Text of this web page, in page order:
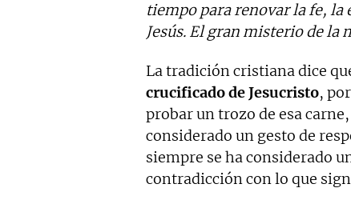
tiempo para renovar la fe, la
Jesús. El gran misterio de la
La tradición cristiana dice
crucificado de Jesucristo,
probar un trozo de esa
considerado un gesto de
siempre se ha considerado
contradicción con lo que